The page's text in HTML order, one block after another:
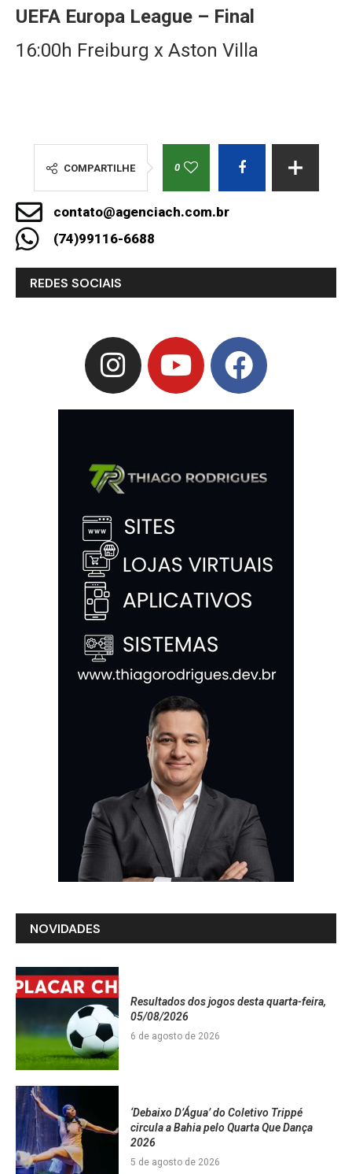
UEFA Europa League – Final
16:00h Freiburg x Aston Villa
COMPARTILHE 0
contato@agenciach.com.br
(74)99116-6688
REDES SOCIAIS
NOVIDADES
Resultados dos jogos desta quarta-feira,
05/08/2026
6 de agosto de 2026
‘Debaixo D’Água’ do Coletivo Trippé
circula a Bahia pelo Quarta Que Dança
2026
5 de agosto de 2026